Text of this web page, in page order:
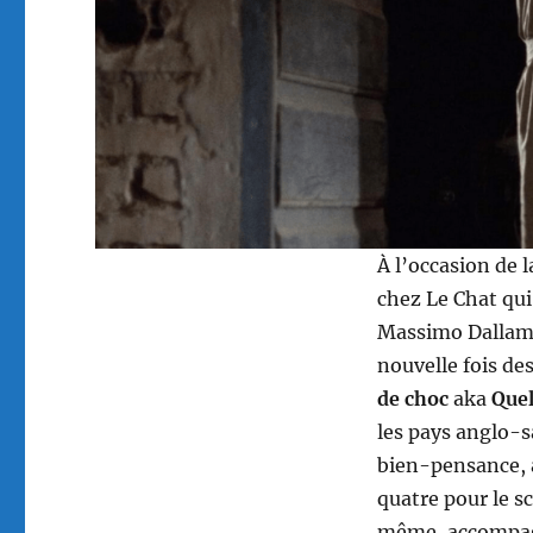
À l’occasion
chez Le Chat
Massimo
nouvelle fois
de chocaka
les pays anglo-
bien-pensance,
quatre pour le